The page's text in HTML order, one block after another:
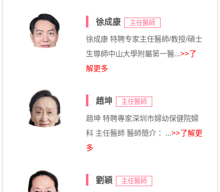
徐成康 主任醫師
徐成康 特聘专家主任醫師/教授/碩士
生導師中山大學附屬第一醫...>>了
解更多
趙坤 主任醫師
趙坤 特聘專家深圳市婦幼保健院婦
科 主任醫師 醫師簡介： ...>>了解更
多
劉穎 主任醫師